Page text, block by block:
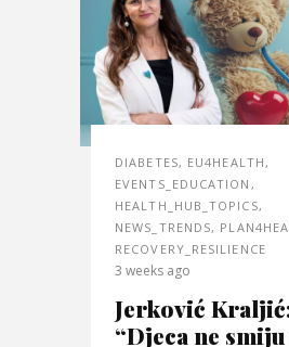
DIABETES, EU4HEALTH,
EVENTS_EDUCATION ,
HEALTH_HUB_TOPICS,
NEWS_TRENDS,
RECOVERY_RESILIENCE
3 weeks ago
Jerković
“Djeca ne